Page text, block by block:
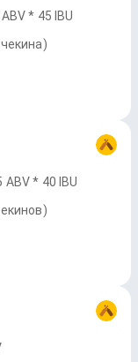
* 45 IBU
* 40 IBU